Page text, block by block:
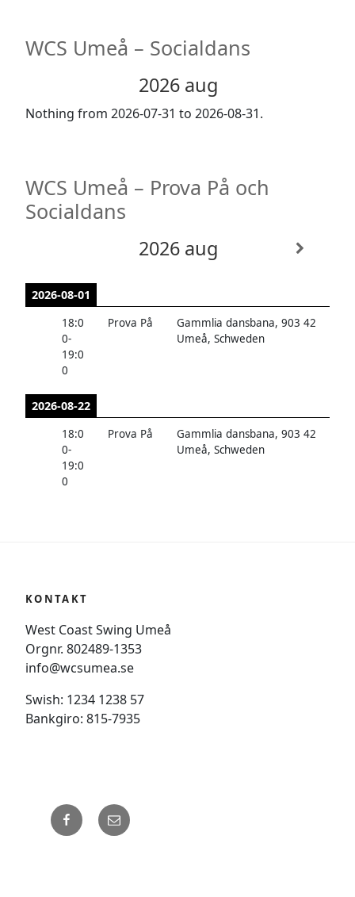
WCS Umeå – Socialdans
2026 aug
Nothing from 2026-07-31 to 2026-08-31.
WCS Umeå – Prova På och
Socialdans
2026 aug
2026-08-01
18:0
0-
19:0
0
Prova På
Gammlia dansbana, 903 42
Umeå, Schweden
2026-08-22
18:0
0-
19:0
0
Prova På
Gammlia dansbana, 903 42
Umeå, Schweden
KONTAKT
West Coast Swing Umeå
Orgnr. 802489-1353
info@wcsumea.se
Swish: 1234 1238 57
Bankgiro: 815-7935
FacebookEmail